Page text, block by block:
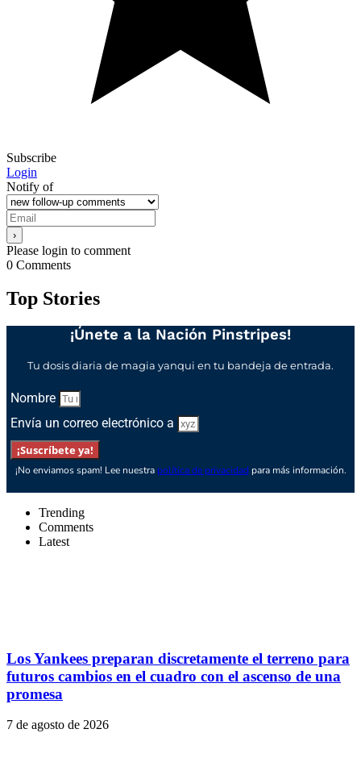
Subscribe
Login
Notify of
Please login to comment
0 Comments
Top Stories
¡Únete a la Nación Pinstripes!
Tu dosis diaria de magia yanqui en tu bandeja de entrada.
Nombre
Envía un correo electrónico a
¡Suscríbete ya!
¡No enviamos spam! Lee nuestra política de privacidad para más información.
Trending
Comments
Latest
Los Yankees preparan discretamente el terreno para
futuros cambios en el cuadro con el ascenso de una
promesa
7 de agosto de 2026